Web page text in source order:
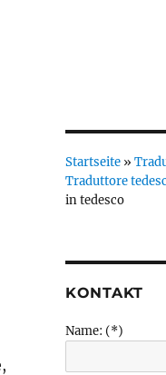
Startseite»
Traduttore
in tedesco
KONTAKT
Name: (*)